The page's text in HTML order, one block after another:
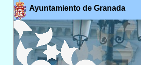
Ayuntamiento de Granada